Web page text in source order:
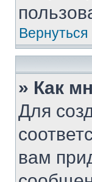
Вернуться
» Как
Для
вам